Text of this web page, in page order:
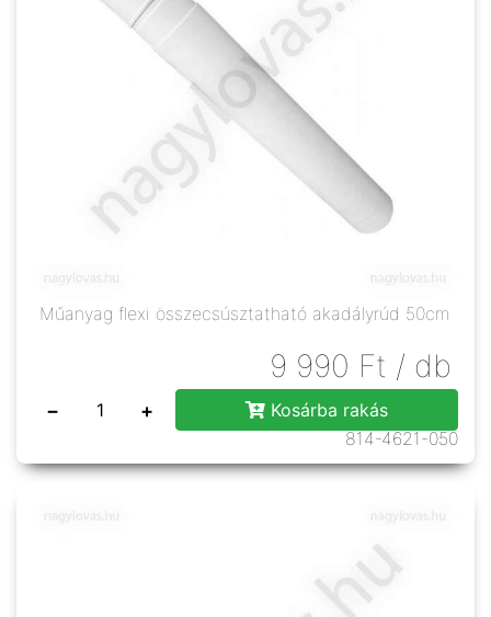
Műanyag flexi összecsúsztatható akadályrúd 50cm
9 990 Ft / db
− +
Kosárba rakás
814-4621-050